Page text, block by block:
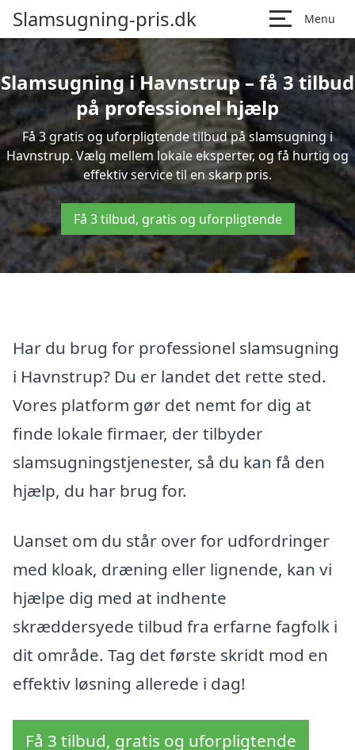
Slamsugning-pris.dk Menu
Slamsugning i Havnstrup – få 3 tilbud
på professionel hjælp
Få 3 gratis og uforpligtende tilbud på slamsugning i
Havnstrup. Vælg mellem lokale eksperter, og få hurtig og
effektiv service til en skarp pris.
Få 3 tilbud, gratis og uforpligtende
Har du brug for professionel slamsugning
i Havnstrup? Du er landet det rette sted.
Vores platform gør det nemt for dig at
finde lokale firmaer, der tilbyder
slamsugningstjenester, så du kan få den
hjælp, du har brug for.
Uanset om du står over for udfordringer
med kloak, dræning eller lignende, kan vi
hjælpe dig med at indhente
skræddersyede tilbud fra erfarne fagfolk i
dit område. Tag det første skridt mod en
effektiv løsning allerede i dag!
Få 3 tilbud, gratis og uforpligtende